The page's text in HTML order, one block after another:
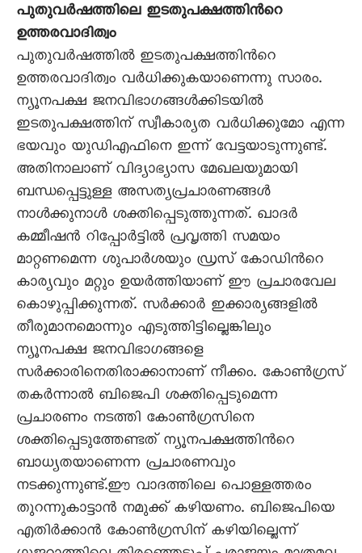
പുതുവര്‍ഷത്തിലെ ഇടതുപക്ഷത്തിന്‍റെ
ഉത്തരവാദിത്വം
പുതുവര്‍ഷത്തില്‍ ഇടതുപക്ഷത്തിന്‍റെ
ഉത്തരവാദിത്വം വര്‍ധിക്കുകയാണെന്നു സാരം.
ന്യൂനപക്ഷ ജനവിഭാഗങ്ങള്‍ക്കിടയില്‍
ഇടതുപക്ഷത്തിന് സ്വീകാര്യത വര്‍ധിക്കുമോ എന്ന
ഭയവും യുഡിഎഫിനെ ഇന്ന് വേട്ടയാടുന്നുണ്ട്.
അതിനാലാണ് വിദ്യാഭ്യാസ മേഖലയുമായി
ബന്ധപ്പെട്ടുള്ള അസത്യപ്രചാരണങ്ങള്‍
നാള്‍ക്കുനാള്‍ ശക്തിപ്പെടുത്തുന്നത്. ഖാദര്‍
കമ്മീഷന്‍ റിപ്പോര്‍ട്ടില്‍ പ്രവൃത്തി സമയം
മാറ്റണമെന്ന ശുപാര്‍ശയും ഡ്രസ് കോഡിന്‍റെ
കാര്യവും മറ്റും ഉയര്‍ത്തിയാണ് ഈ പ്രചാരവേല
കൊഴുപ്പിക്കുന്നത്. സര്‍ക്കാര്‍ ഇക്കാര്യങ്ങളില്‍
തീരുമാനമൊന്നും എടുത്തിട്ടില്ലെങ്കിലും
ന്യൂനപക്ഷ ജനവിഭാഗങ്ങളെ
സര്‍ക്കാരിനെതിരാക്കാനാണ് നീക്കം. കോണ്‍ഗ്രസ്
തകര്‍ന്നാല്‍ ബിജെപി ശക്തിപ്പെടുമെന്ന
പ്രചാരണം നടത്തി കോണ്‍ഗ്രസിനെ
ശക്തിപ്പെടുത്തേണ്ടത് ന്യൂനപക്ഷത്തിന്‍റെ
ബാധ്യതയാണെന്ന പ്രചാരണവും
നടക്കുന്നുണ്ട്.ഈ വാദത്തിലെ പൊള്ളത്തരം
തുറന്നുകാട്ടാന്‍ നമുക്ക് കഴിയണം. ബിജെപിയെ
എതിര്‍ക്കാന്‍ കോണ്‍ഗ്രസിന് കഴിയില്ലെന്ന്